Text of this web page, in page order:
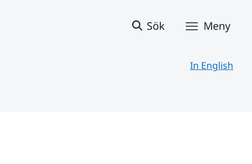
Sök Meny
In English